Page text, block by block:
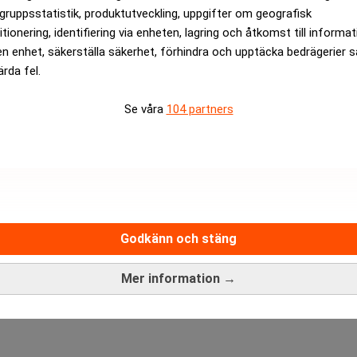
produktutveckling, uppgifter om geografisk
identifiering via enheten, lagring och åtkomst till
enhet, säkerställa säkerhet, förhindra och upptäcka bedrägerier
fel.
Se våra 104 partners
Mer information →
Godkänn och stäng
kraftigt. Alphabet väntas i år lägga upp till 190
med för bara några år sedan.
överväger Google både effektiviseringar,
integreras i AI-svaren.